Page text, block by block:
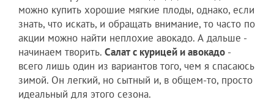
можно купить хорошие мягкие плоды, однако, если
знать, что искать, и обращать внимание, то часто по
акции можно найти неплохие авокадо. А дальше -
начинаем творить. Салат с курицей и авокадо -
всего лишь один из вариантов того, чем я спасаюсь
зимой. Он легкий, но сытный и, в общем-то, просто
идеальный для этого сезона.